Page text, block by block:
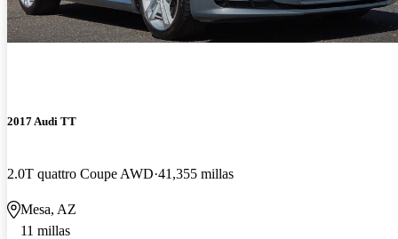
2017 Audi TT
2.0T quattro Coupe AWD 41,355 millas
Mesa, AZ
11 millas